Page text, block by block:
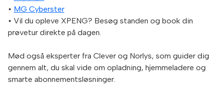
• MG Cyberster
• Vil du opleve XPENG? Besøg standen og book din
prøvetur direkte på dagen.
Mød også eksperter fra Clever og Norlys, som guider dig
gennem alt, du skal vide om opladning, hjemmeladere og
smarte abonnementsløsninger.